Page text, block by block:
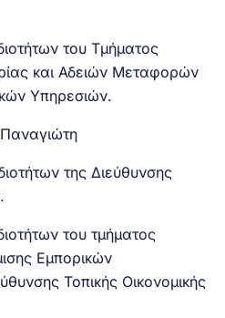
του Τμήματος
και Αδειών Μεταφορών
Υπηρεσιών.
της Διεύθυνσης
του τμήματος
Εμπορικών
Τοπικής Οικονομικής